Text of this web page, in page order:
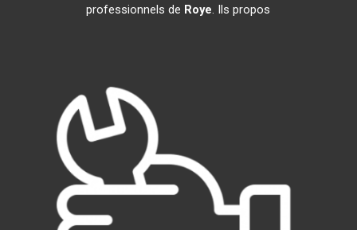
professionnels de Roye. Ils propos